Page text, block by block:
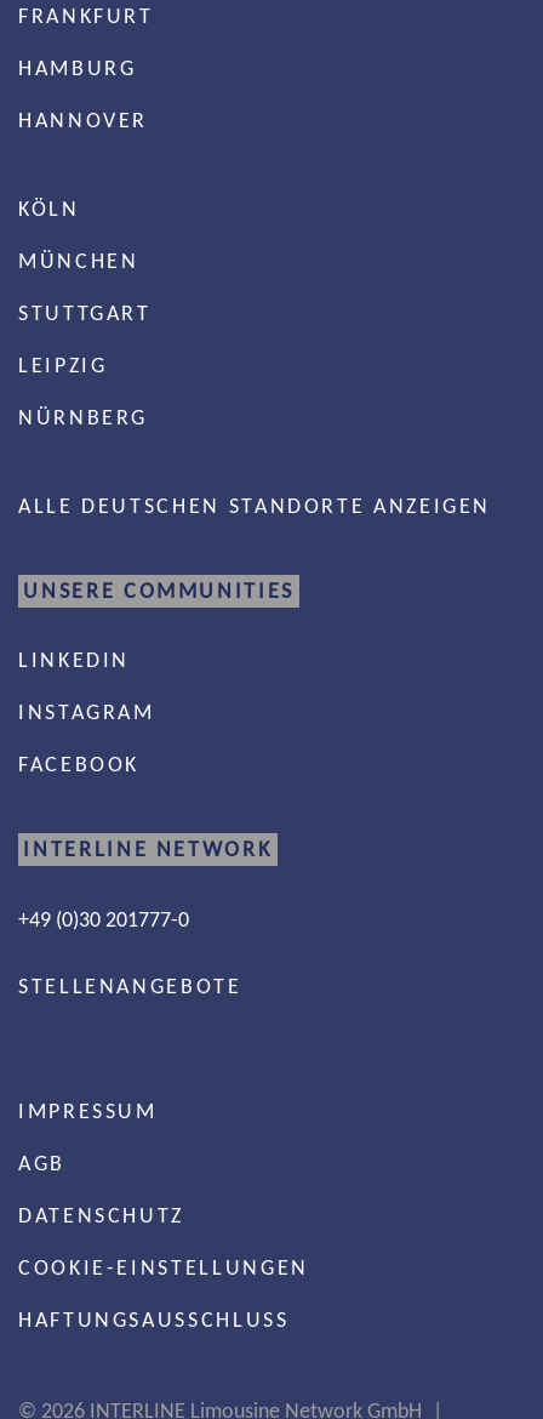
FRANKFURT
HAMBURG
HANNOVER
KÖLN
MÜNCHEN
STUTTGART
LEIPZIG
NÜRNBERG
ALLE DEUTSCHEN STANDORTE ANZEIGEN
UNSERE COMMUNITIES
LINKEDIN
INSTAGRAM
FACEBOOK
INTERLINE NETWORK
+49 (0)30 201777-0
STELLENANGEBOTE
IMPRESSUM
AGB
DATENSCHUTZ
COOKIE-EINSTELLUNGEN
HAFTUNGSAUSSCHLUSS
© 2026 INTERLINE Limousine Network GmbH |